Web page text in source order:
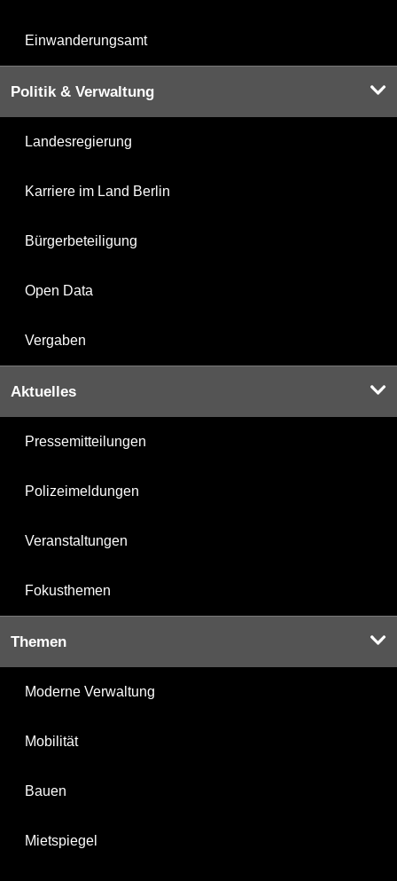
Einwanderungsamt
Politik & Verwaltung
Landesregierung
Karriere im Land Berlin
Bürgerbeteiligung
Open Data
Vergaben
Aktuelles
Pressemitteilungen
Polizeimeldungen
Veranstaltungen
Fokusthemen
Themen
Moderne Verwaltung
Mobilität
Bauen
Mietspiegel